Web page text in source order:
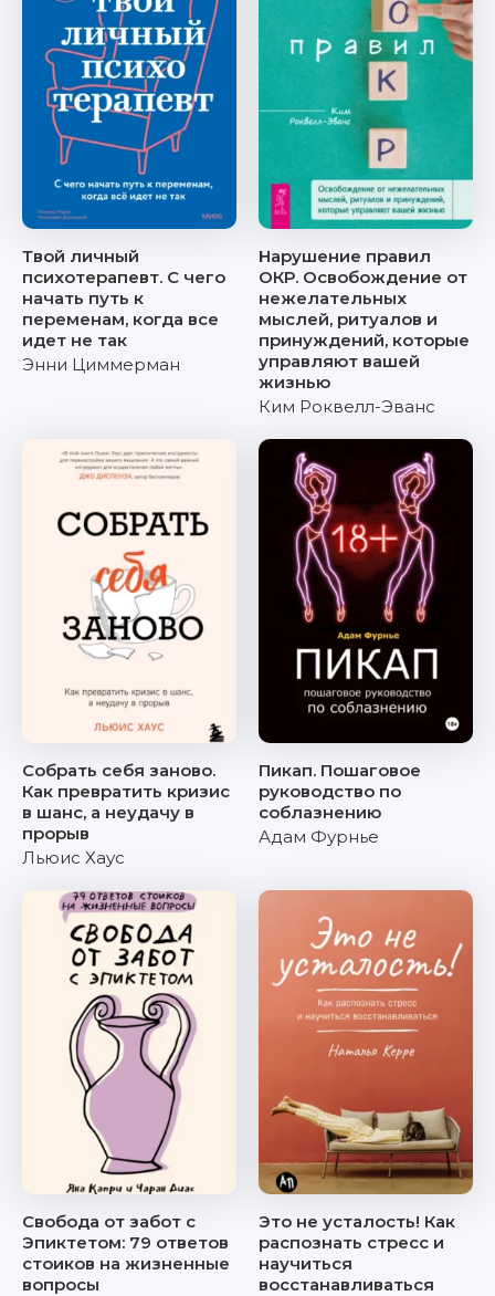
Твой личный
психотерапевт. С чего
начать путь к
переменам, когда все
идет не так
Энни Циммерман
Нарушение правил
ОКР. Освобождение от
нежелательных
мыслей, ритуалов и
принуждений, которые
управляют вашей
жизнью
Ким Роквелл-Эванс
Собрать себя заново.
Как превратить кризис
в шанс, а неудачу в
прорыв
Льюис Хаус
Пикап. Пошаговое
руководство по
соблазнению
Адам Фурнье
Свобода от забот с
Эпиктетом: 79 ответов
стоиков на жизненные
вопросы
Это не усталость! Как
распознать стресс и
научиться
восстанавливаться